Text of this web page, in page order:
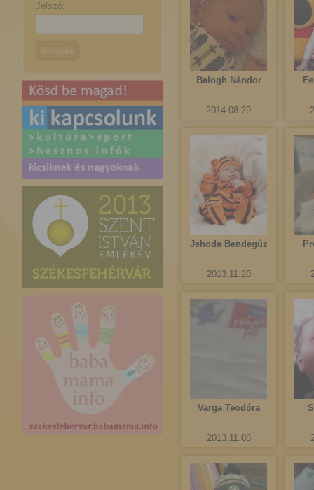
Jelszó:
Balogh Nándor
2014.08.29
Jehoda Bendegúz
2013.11.20
Varga Teodóra
2013.11.08